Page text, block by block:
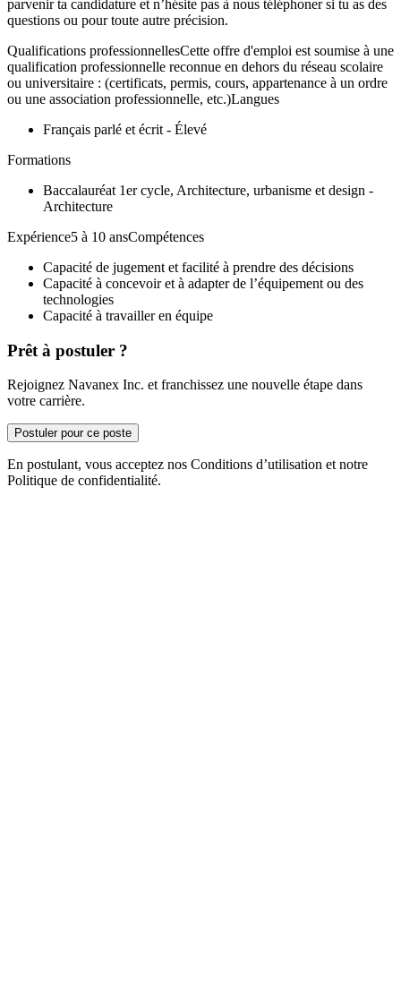
parvenir ta candidature et n’hésite pas à nous téléphoner si tu as des
questions ou pour toute autre précision.
Qualifications professionnellesCette offre d'emploi est soumise à une
qualification professionnelle reconnue en dehors du réseau scolaire
ou universitaire : (certificats, permis, cours, appartenance à un ordre
ou une association professionnelle, etc.)Langues
Français parlé et écrit - Élevé
Formations
Baccalauréat 1er cycle, Architecture, urbanisme et design -
Architecture
Expérience5 à 10 ansCompétences
Capacité de jugement et facilité à prendre des décisions
Capacité à concevoir et à adapter de l’équipement ou des
technologies
Capacité à travailler en équipe
Prêt à postuler ?
Rejoignez Navanex Inc. et franchissez une nouvelle étape dans
votre carrière.
Postuler pour ce poste
En postulant, vous acceptez nos Conditions d’utilisation et notre
Politique de confidentialité.